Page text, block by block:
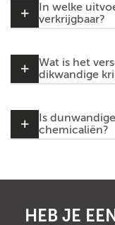
In welke
verkrijgbaar?
Wat is het
dikwandige
Is
chemicaliën?
HEB JE